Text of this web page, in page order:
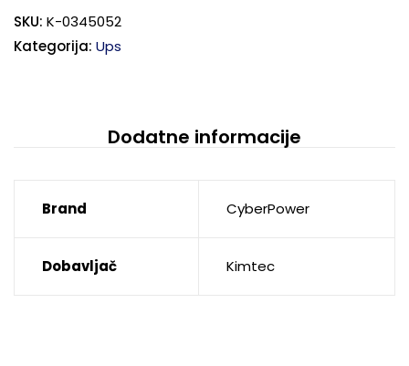
SKU: K-0345052
Kategorija: Ups
Dodatne informacije
Brand CyberPower
Dobavljač Kimtec